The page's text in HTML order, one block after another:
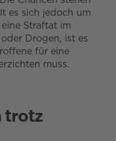
es sich jedoch um
Straftat im
Drogen, ist es
für eine
muss.
trotz